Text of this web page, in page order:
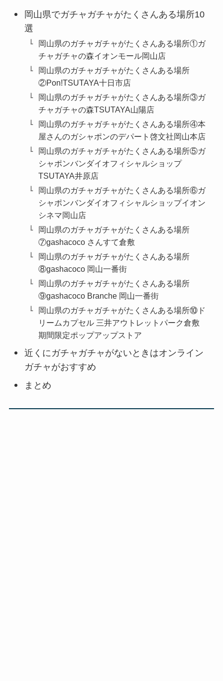
岡山県でガチャガチャがたくさんある場所10
選
岡山県のガチャガチャがたくさんある場所①ガ
チャガチャの森イオンモール岡山店
岡山県のガチャガチャがたくさんある場所
②Pon!TSUTAYA十日市店
岡山県のガチャガチャがたくさんある場所③ガ
チャガチャの森TSUTAYA山陽店
岡山県のガチャガチャがたくさんある場所④本
屋さんのガシャポンのデパート啓文社岡山本店
岡山県のガチャガチャがたくさんある場所⑤ガ
シャポンバンダイオフィシャルショップ
TSUTAYA井原店
岡山県のガチャガチャがたくさんある場所⑥ガ
シャポンバンダイオフィシャルショップイオン
シネマ岡山店
岡山県のガチャガチャがたくさんある場所
⑦gashacoco さんすて倉敷
岡山県のガチャガチャがたくさんある場所
⑧gashacoco 岡山一番街
岡山県のガチャガチャがたくさんある場所
⑨gashacoco Branche 岡山一番街
岡山県のガチャガチャがたくさんある場所⑩ド
リームカプセル 三井アウトレットパーク倉敷
期間限定ポップアップストア
近くにガチャガチャがないときはオンライン
ガチャがおすすめ
まとめ